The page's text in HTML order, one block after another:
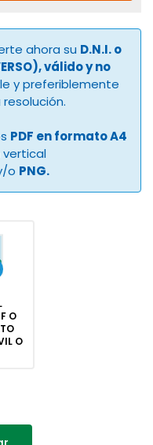
ahora su D.N.I. o
válido y no
y preferiblemente
PDF en formato A4
o PNG.
O
O